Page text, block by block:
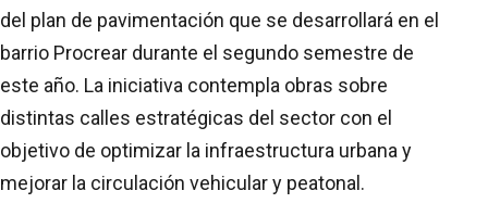
del plan de pavimentación que se desarrollará en el
barrio Procrear durante el segundo semestre de
este año. La iniciativa contempla obras sobre
distintas calles estratégicas del sector con el
objetivo de optimizar la infraestructura urbana y
mejorar la circulación vehicular y peatonal.